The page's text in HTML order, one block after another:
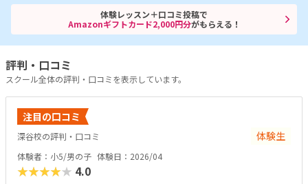
体験レッスン＋口コミ投稿で
Amazonギフトカード2,000円分がもらえる！
評判・口コミ
スクール全体の評判・口コミを表示しています。
注目の口コミ
深谷校の評判・口コミ 体験生
体験者：小5/男の子 体験日：2026/04
★★★★★ 4.0